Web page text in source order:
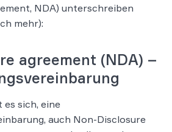
NDA) unterschreiben
mehr):
agreement (NDA) –
es sich, eine
auch Non-Disclosure